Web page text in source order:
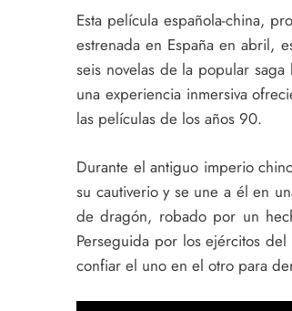
Esta película española-china,
estrenada en España en abril,
seis novelas de la popular
una experiencia inmersiva
las películas de los años 90.
Durante el antiguo imperio
su cautiverio y se une a él en
de dragón, robado por un
Perseguida por los ejércitos
confiar el uno en el otro para